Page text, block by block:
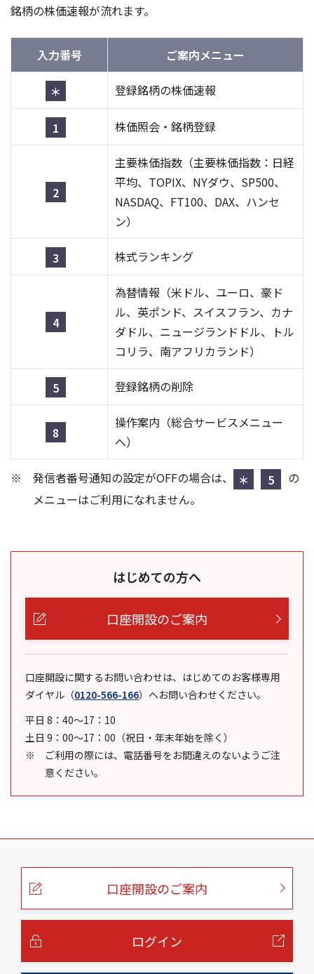
銘柄の株価速報が流れます。
入力番号 ご案内メニュー
＊ 登録銘柄の株価速報
1 株価照会・銘柄登録
2
主要株価指数（主要株価指数：日経
平均、TOPIX、NYダウ、SP500、
NASDAQ、FT100、DAX、ハンセ
ン）
3 株式ランキング
4
為替情報（米ドル、ユーロ、豪ド
ル、英ポンド、スイスフラン、カナ
ダドル、ニュージランドドル、トル
コリラ、南アフリカランド）
5 登録銘柄の削除
8
操作案内（総合サービスメニュー
へ）
発信者番号通知の設定がOFFの場合は、 ＊ 5
の
メニューはご利用になれません。
はじめての方へ
口座開設のご案内
口座開設に関するお問い合わせは、はじめてのお客様専用
ダイヤル （0120-566-166） へお問い合わせください。
平日 8：40～17：10
土日 9：00～17：00（祝日・年末年始を除く）
ご利用の際には、電話番号をお間違えのないようご注
意ください。
こ
口座開設のご案内
ログイン